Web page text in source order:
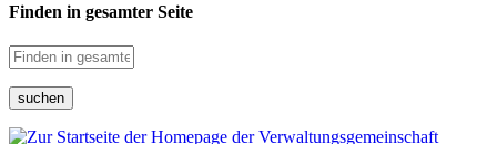
Finden in gesamter Seite
suchen